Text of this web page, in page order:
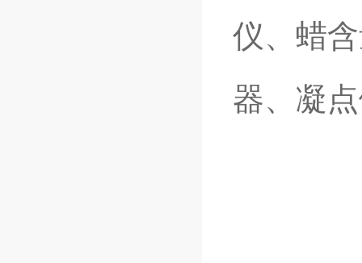
仪、蜡
器、凝